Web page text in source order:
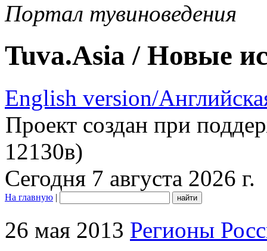
Портал тувиноведения
Tuva.Asia / Новые
English version/
Проект создан при
12130в)
Сегодня 7 августа 2026 г.
На главную |
26 мая 2013 Регионы